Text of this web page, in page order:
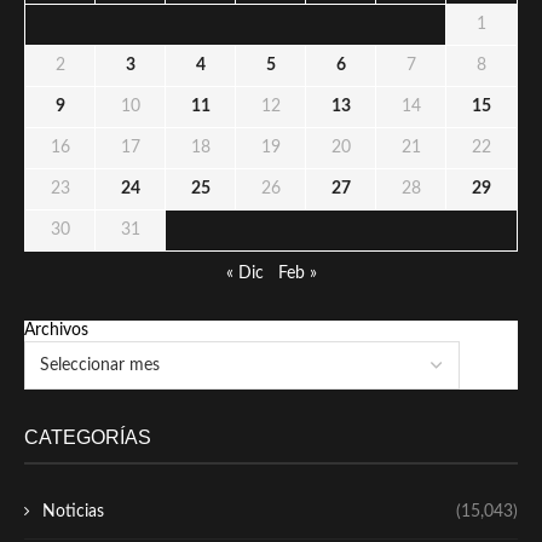
1
2 3 4 5 6 7 8
9 10 11 12 13 14 15
16 17 18 19 20 21 22
23 24 25 26 27 28 29
30 31
« Dic Feb »
Archivos
CATEGORÍAS
Noticias (15,043)